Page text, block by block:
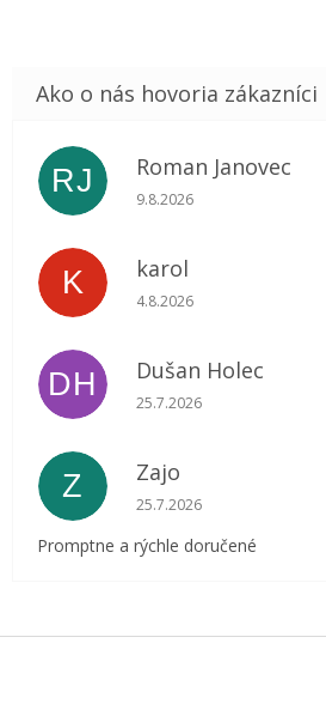
RJ Roman Janovec
Hodnotenie obchodu je
9.8.2026
K karol
Hodnotenie obchodu je
4.8.2026
DH Dušan Holec
Hodnotenie obchodu je
25.7.2026
Z Zajo
Hodnotenie obchodu je
25.7.2026
Promptne a rýchle doručené
Z